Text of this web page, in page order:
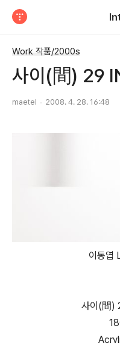
Work 작품/2000s
사이(間) 29
maetel 2008. 4. 28. 16:48
이동엽
사이(間)